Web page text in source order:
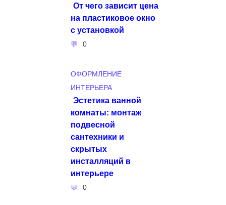
От чего зависит цена
на пластиковое окно
с установкой
0
ОФОРМЛЕНИЕ
ИНТЕРЬЕРА
Эстетика ванной
комнаты: монтаж
подвесной
сантехники и
скрытых
инсталляций в
интерьере
0